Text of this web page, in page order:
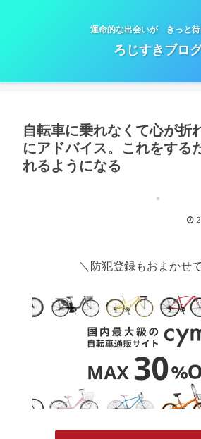
運命的な出会いが きっと
ろじすきブロ
自転車に乗れなくて心が折
にアドバイス。これをする
れるようになる
＼防犯登録もおまかせ